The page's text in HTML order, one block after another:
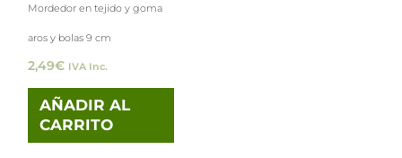
Mordedor en tejido y goma
aros y bolas 9 cm
2,49€ IVA Inc.
AÑADIR AL
CARRITO